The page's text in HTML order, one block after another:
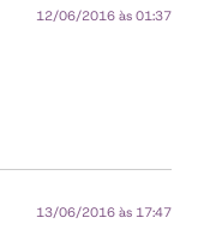
12/06/2016 às 01:37
13/06/2016 às 17:47